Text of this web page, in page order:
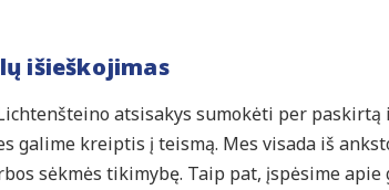
išieškojimas
atsisakys sumokėti per
galime kreiptis į teismą. Mes visada iš
sėkmės tikimybę. Taip pat, įspėsime